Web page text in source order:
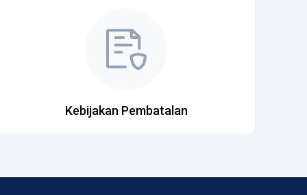
Kebijakan Pembatalan